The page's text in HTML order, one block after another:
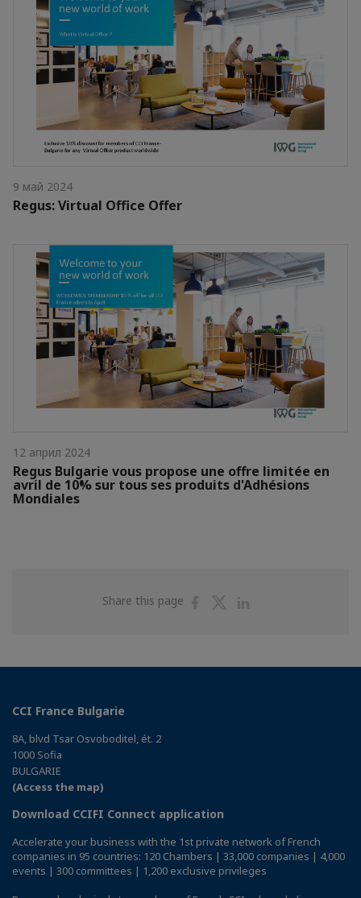
9 май 2024
Regus: Virtual Office Offer
12 април 2024
Regus Bulgarie vous propose une offre limitée en
avril de 10% sur tous ses produits d'Adhésions
Mondiales
Share this page
ShareShare
CCI France Bulgarie
8A, blvd Tsar Osvoboditel, ét. 2
1000 Sofia
BULGARIE
(Access the map)
Download CCIFI Connect application
Accelerate your business with the 1st private network of French
companies in 95 countries: 120 Chambers | 33,000 companies | 4,000
events | 300 committees | 1,200 exclusive privileges